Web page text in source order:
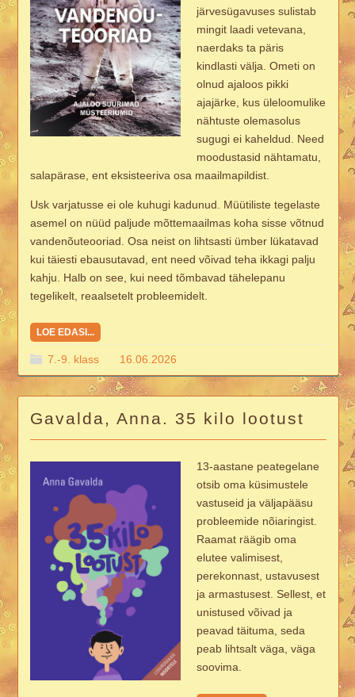
järvesügavuses sulistab
mingit laadi vetevana,
naerdaks ta päris
kindlasti välja. Ometi on
olnud ajaloos pikki
ajajärke, kus üleloomulike
nähtuste olemasolus
sugugi ei kaheldud. Need
moodustasid nähtamatu,
salapärase, ent eksisteeriva osa maailmapildist.
Usk varjatusse ei ole kuhugi kadunud. Müütiliste tegelaste
asemel on nüüd paljude mõttemaailmas koha sisse võtnud
vandenõuteooriad. Osa neist on lihtsasti ümber lükatavad
kui täiesti ebausutavad, ent need võivad teha ikkagi palju
kahju. Halb on see, kui need tõmbavad tähelepanu
tegelikelt, reaalsetelt probleemidelt.
LOE EDASI...
7.-9. klass 16.06.2026
Gavalda, Anna. 35 kilo lootust
13-aastane peategelane
otsib oma küsimustele
vastuseid ja väljapääsu
probleemide nõiaringist.
Raamat räägib oma
elutee valimisest,
perekonnast, ustavusest
ja armastusest. Sellest, et
unistused võivad ja
peavad täituma, seda
peab lihtsalt väga, väga
soovima.